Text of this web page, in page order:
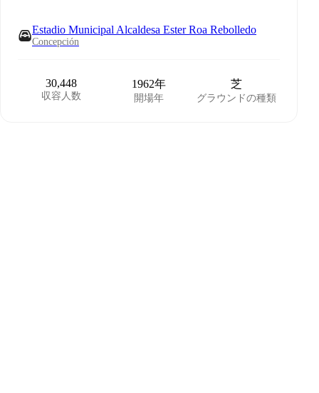
Estadio Municipal Alcaldesa Ester Roa Rebolledo
Concepción
30,448
収容人数
1962年
開場年
芝
グラウンドの種類